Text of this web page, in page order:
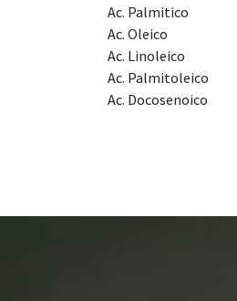
Ac. Palmitico
Ac. Oleico
Ac. Linoleico
Ac. Palmitoleico
Ac. Docosenoico